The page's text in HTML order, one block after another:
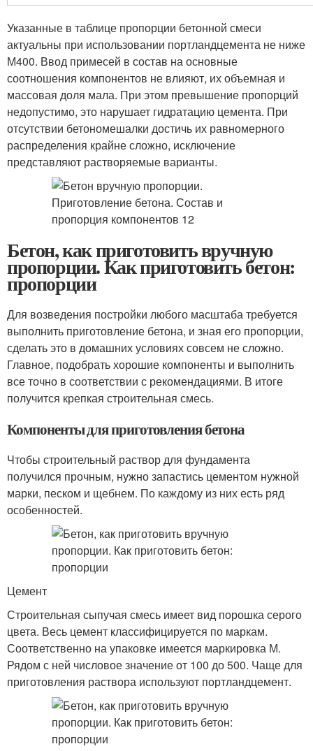
Указанные в таблице пропорции бетонной смеси
актуальны при использовании портландцемента не ниже
М400. Ввод примесей в состав на основные
соотношения компонентов не влияют, их объемная и
массовая доля мала. При этом превышение пропорций
недопустимо, это нарушает гидратацию цемента. При
отсутствии бетономешалки достичь их равномерного
распределения крайне сложно, исключение
представляют растворяемые варианты.
Бетон, как приготовить вручную
пропорции. Как приготовить бетон:
пропорции
Для возведения постройки любого масштаба требуется
выполнить приготовление бетона, и зная его пропорции,
сделать это в домашних условиях совсем не сложно.
Главное, подобрать хорошие компоненты и выполнить
все точно в соответствии с рекомендациями. В итоге
получится крепкая строительная смесь.
Компоненты для приготовления бетона
Чтобы строительный раствор для фундамента
получился прочным, нужно запастись цементом нужной
марки, песком и щебнем. По каждому из них есть ряд
особенностей.
Цемент
Строительная сыпучая смесь имеет вид порошка серого
цвета. Весь цемент классифицируется по маркам.
Соответственно на упаковке имеется маркировка М.
Рядом с ней числовое значение от 100 до 500. Чаще для
приготовления раствора используют портландцемент.